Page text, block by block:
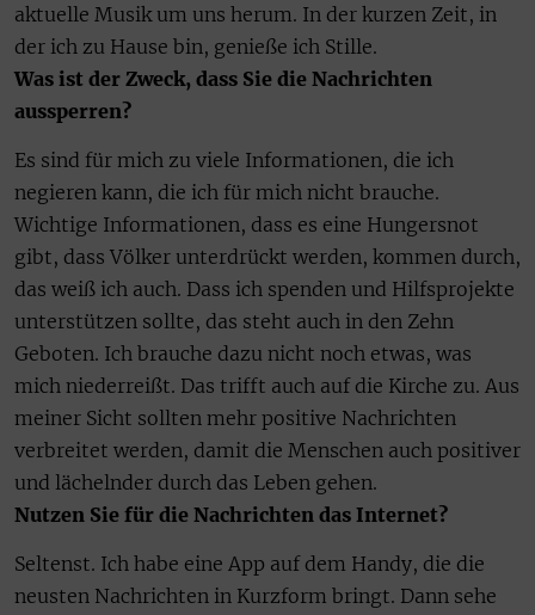
aktuelle Musik um uns herum. In der kurzen Zeit, in
der ich zu Hause bin, genieße ich Stille.
Was ist der Zweck, dass Sie die Nachrichten
aussperren?
Es sind für mich zu viele Informationen, die ich
negieren kann, die ich für mich nicht brauche.
Wichtige Informationen, dass es eine Hungersnot
gibt, dass Völker unterdrückt werden, kommen durch,
das weiß ich auch. Dass ich spenden und Hilfsprojekte
unterstützen sollte, das steht auch in den Zehn
Geboten. Ich brauche dazu nicht noch etwas, was
mich niederreißt. Das trifft auch auf die Kirche zu. Aus
meiner Sicht sollten mehr positive Nachrichten
verbreitet werden, damit die Menschen auch positiver
und lächelnder durch das Leben gehen.
Nutzen Sie für die Nachrichten das Internet?
Seltenst. Ich habe eine App auf dem Handy, die die
neusten Nachrichten in Kurzform bringt. Dann sehe